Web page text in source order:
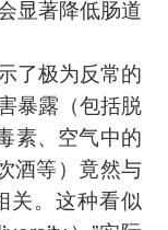
显著降低肠道
极为反常的
暴露（包括脱
素、空气中的
酒等）竟然与
关。这种看似